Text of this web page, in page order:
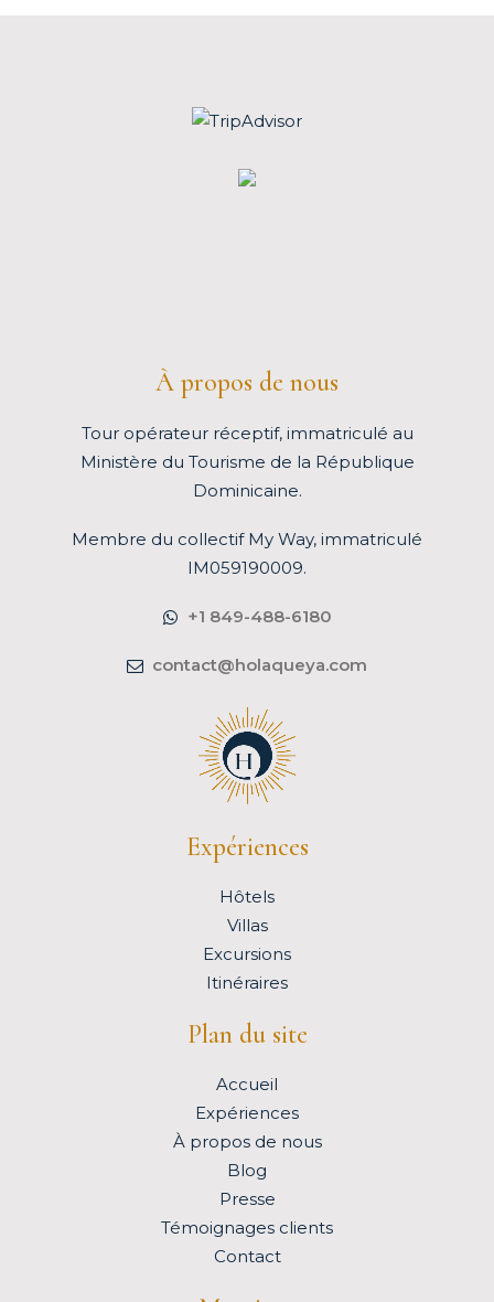
À propos de nous
Tour opérateur réceptif, immatriculé au
Ministère du Tourisme de la République
Dominicaine.
Membre du collectif My Way, immatriculé
IM059190009.
+1 849-488-6180
contact@holaqueya.com
Expériences
Hôtels
Villas
Excursions
Itinéraires
Plan du site
Accueil
Expériences
À propos de nous
Blog
Presse
Témoignages clients
Contact